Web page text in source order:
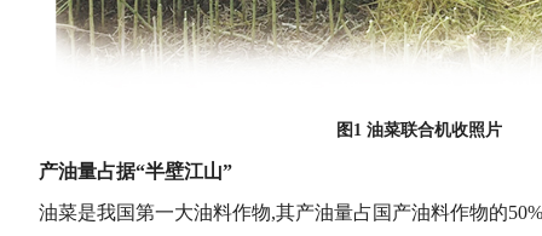
图1 油菜联合机收照片
产油量占据“半壁江山”
油菜是我国第一大油料作物,其产油量占国产油料作物的